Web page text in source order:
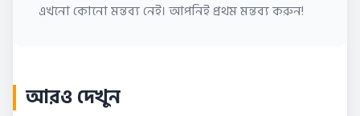
এখনো কোনো মন্তব্য নেই। আপনিই প্রথম মন্তব্য করুন!
আরও দেখুন